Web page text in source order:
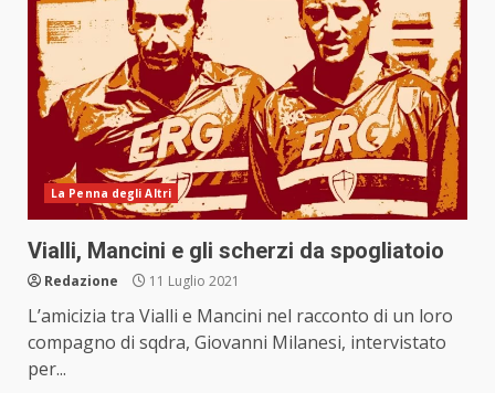
La Penna degli Altri
Vialli, Mancini e gli scherzi da spogliatoio
Redazione 11 Luglio 2021
L’amicizia tra Vialli e Mancini nel racconto di un loro
compagno di sqdra, Giovanni Milanesi, intervistato
per...